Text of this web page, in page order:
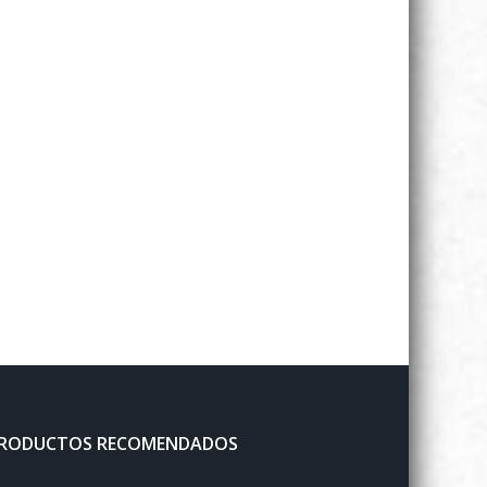
RECOMENDADOS